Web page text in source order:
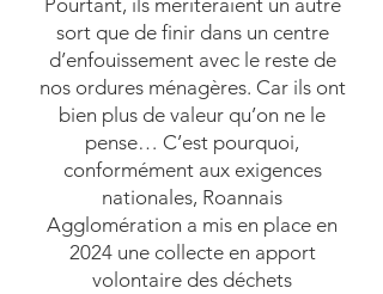
Pourtant, ils mériteraient un autre
sort que de finir dans un centre
d’enfouissement avec le reste de
nos ordures ménagères. Car ils ont
bien plus de valeur qu’on ne le
pense… C’est pourquoi,
conformément aux exigences
nationales, Roannais
Agglomération a mis en place en
2024 une collecte en apport
volontaire des déchets